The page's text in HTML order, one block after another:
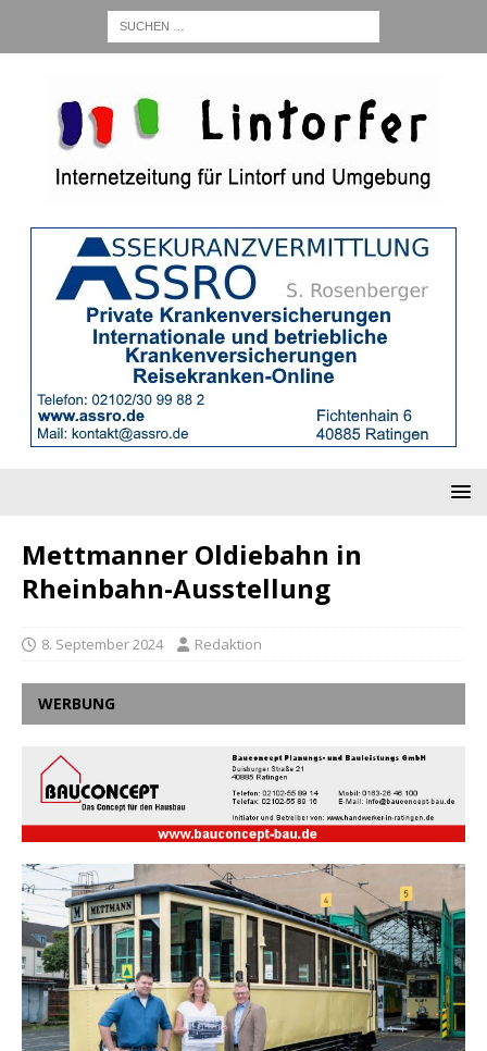
Mettmanner Oldiebahn in
Rheinbahn-Ausstellung
8. September 2024 Redaktion
WERBUNG